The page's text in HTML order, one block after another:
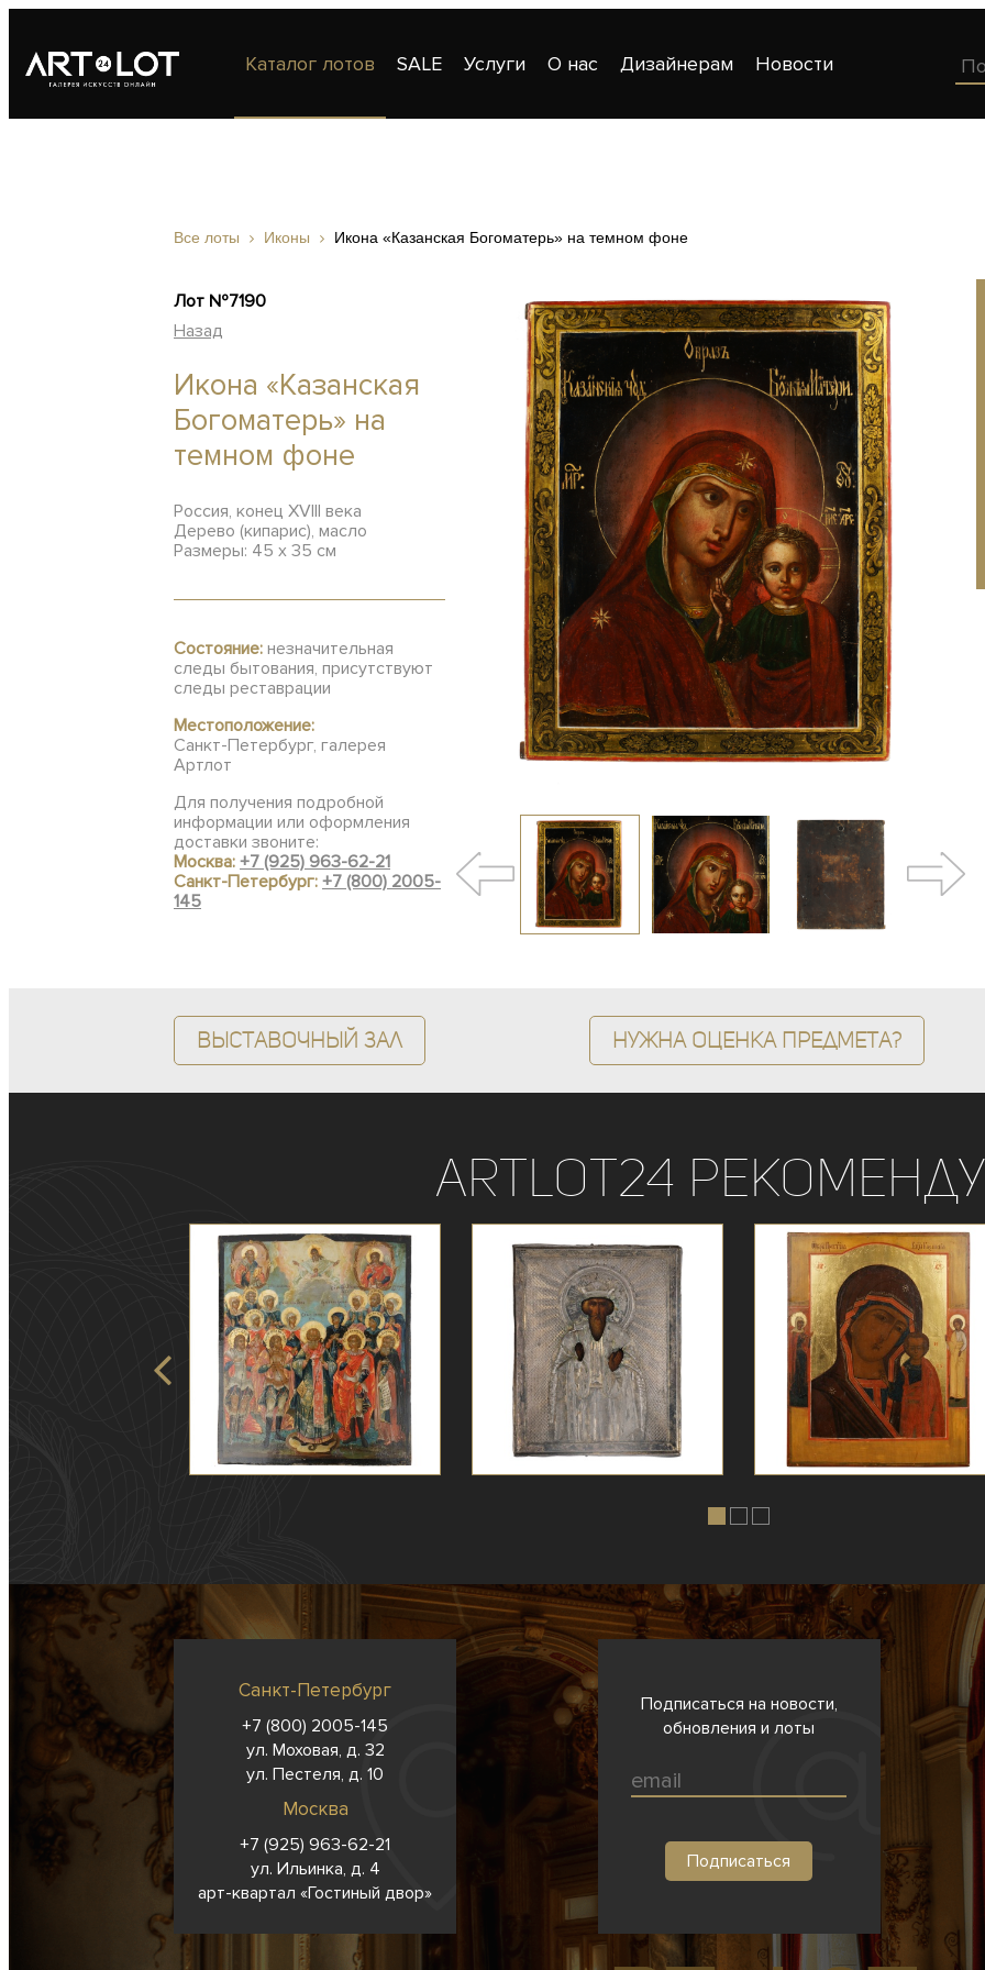
Каталог лотов SALE Услуги О нас Дизайнерам Новости
Все лоты Иконы Икона «Казанская Богоматерь» на темном фоне
Лот №7190
Назад
Икона «Казанская
Богоматерь» на
темном фоне
Россия, конец XVIII века
Дерево (кипарис), масло
Размеры: 45 х 35 см
Состояние: незначительная
следы бытования, присутствуют
следы реставрации
Местоположение:
Санкт-Петербург, галерея
Артлот
Для получения подробной
информации или оформления
доставки звоните:
Москва: +7 (925) 963-62-21
Санкт-Петербург: +7 (800) 2005-
145
Выставочный зал Нужна оценка предмета?
ArtLot24
Санкт-Петербург
+7 (800) 2005-145
ул. Моховая, д. 32
ул. Пестеля, д. 10
Москва
+7 (925) 963-62-21
ул. Ильинка, д. 4
арт-квартал «Гостиный двор»
Подписаться на новости,
обновления и лоты